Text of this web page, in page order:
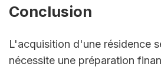
Conclusion
L'acquisition d'une résidence
nécessite une préparation